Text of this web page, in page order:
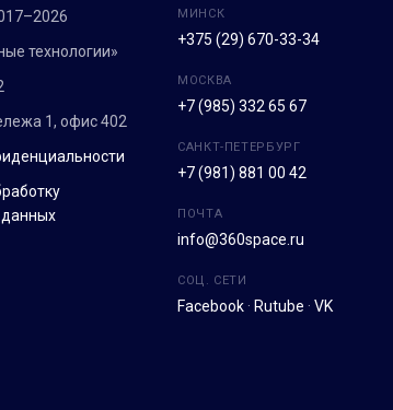
технологии»
1, офис 402
МИНСК
+375 (29) 670-33-34
МОСКВА
+7 (985) 332 65 67
САНКТ-ПЕТЕРБУРГ
+7 (981) 881 00 42
ПОЧТА
info@360space.ru
СОЦ. СЕТИ
Facebook· Rutube · VK